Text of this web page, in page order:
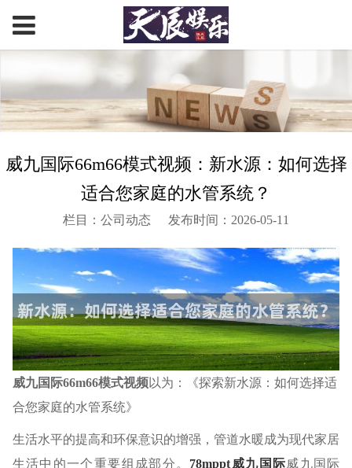
威九国际66m66模式视频：新水源：如何选择
适合您家庭的水管系统？
栏目：公司动态 发布时间：2026-05-11
威九国际66m66模式视频以为：《探索新水源：如何选择适
合您家庭的水管系统》
生活水平的提高和环保意识的增强，管道水暖成为现代家居
生活中的一个重要组成部分。 78mppt威九国际威九国际